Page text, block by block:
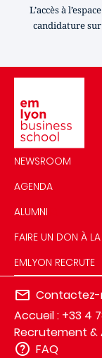
L’accès à
candidature
NEWSROOM
AGENDA
ALUMNI
FAIRE UN DON À
EMLYON RECRUTE
Accueil : +33 4
Recrutement &
FAQ